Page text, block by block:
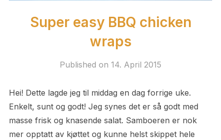
Super easy BBQ chicken
wraps
Published on 14. April 2015
Hei! Dette lagde jeg til middag en dag forrige uke.
Enkelt, sunt og godt! Jeg synes det er så godt med
masse frisk og knasende salat. Samboeren er nok
mer opptatt av kjøttet og kunne helst skippet hele